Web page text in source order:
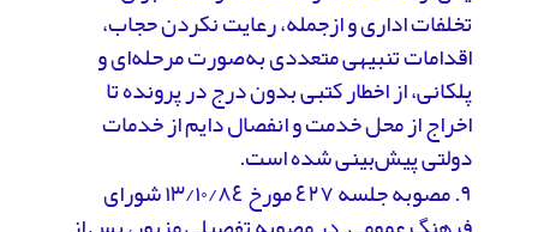
تخلفات اداری و ازجمله، رعایت نکردن حجاب،
اقدامات تنبیهی متعددی به‌صورت مرحله‌ای و
پلکانی، از اخطار کتبی بدون درج در پرونده تا
اخراج از محل خدمت و انفصال دایم از خدمات
دولتی پیش‌بینی شده است.
٩. مصوبه جلسه ٤٢٧ مورخ ۱۳/۱۰/۸٤ شورای